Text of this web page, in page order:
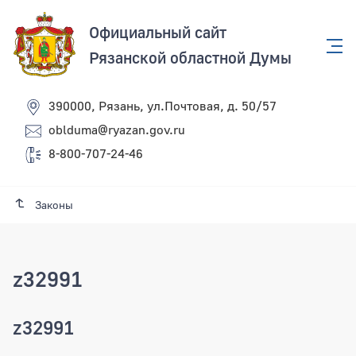
Официальный сайт
Рязанской областной Думы
390000, Рязань, ул.Почтовая, д. 50/57
oblduma@ryazan.gov.ru
8-800-707-24-46
Законы
z32991
z32991